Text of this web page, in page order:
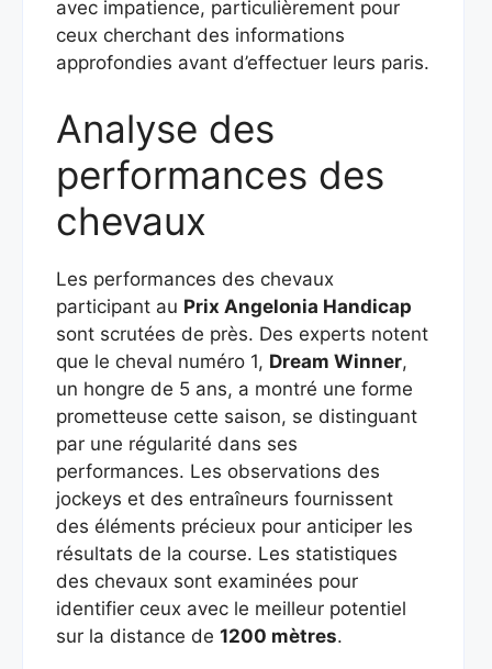
avec impatience, particulièrement pour
ceux cherchant des informations
approfondies avant d’effectuer leurs paris.
Analyse des
performances des
chevaux
Les performances des chevaux
participant au Prix Angelonia Handicap
sont scrutées de près. Des experts notent
que le cheval numéro 1, Dream Winner,
un hongre de 5 ans, a montré une forme
prometteuse cette saison, se distinguant
par une régularité dans ses
performances. Les observations des
jockeys et des entraîneurs fournissent
des éléments précieux pour anticiper les
résultats de la course. Les statistiques
des chevaux sont examinées pour
identifier ceux avec le meilleur potentiel
sur la distance de 1200 mètres.